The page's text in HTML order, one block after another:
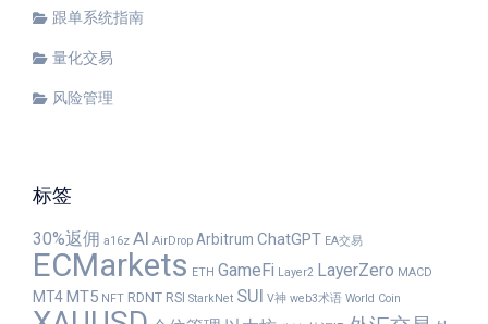
跟单系统指南
量化交易
风险管理
标签
30%返佣 a16z AI AirDrop Arbitrum ChatGPT EA交易
ECMarkets ETH GameFi Layer2 LayerZero MACD
MT4MT5 NFT RDNT RSI StarkNet SUI V神 web3术语 World Coin